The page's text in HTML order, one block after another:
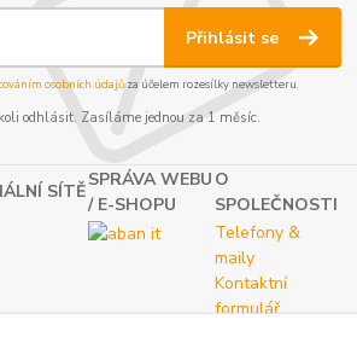
Přihlásit se
osobních údajůza účelem rozesílky newsletteru.
odhlásit. Zasíláme jednou za 1 měsíc.
SÍTĚ
SPRÁVA WEBU
/ E-SHOPU
O
SPOLEČNOSTI
Telefony &
maily
Kontaktní
formulář